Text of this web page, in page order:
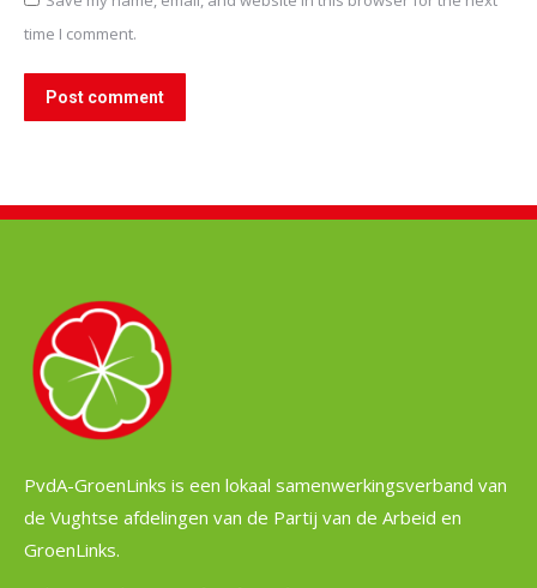
time I comment.
Post comment
PvdA-GroenLinks is een lokaal samenwerkingsverband van
de Vughtse afdelingen van de Partij van de Arbeid en
GroenLinks.